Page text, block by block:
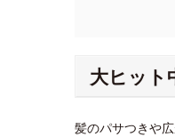
大ヒット
髪のパサつきや